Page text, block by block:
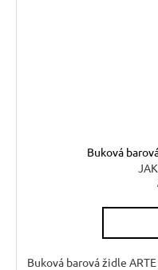
Buková
Buková barová židle